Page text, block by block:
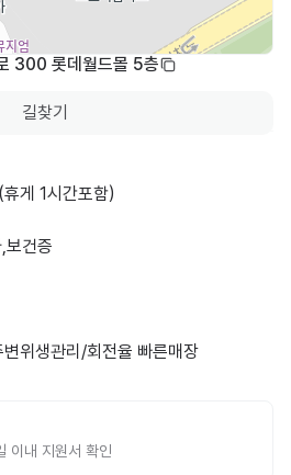
300 롯데월드몰 5층
길찾기
게 1시간포함)
보건증
위생관리/회전율 빠른매장
이내 지원서 확인